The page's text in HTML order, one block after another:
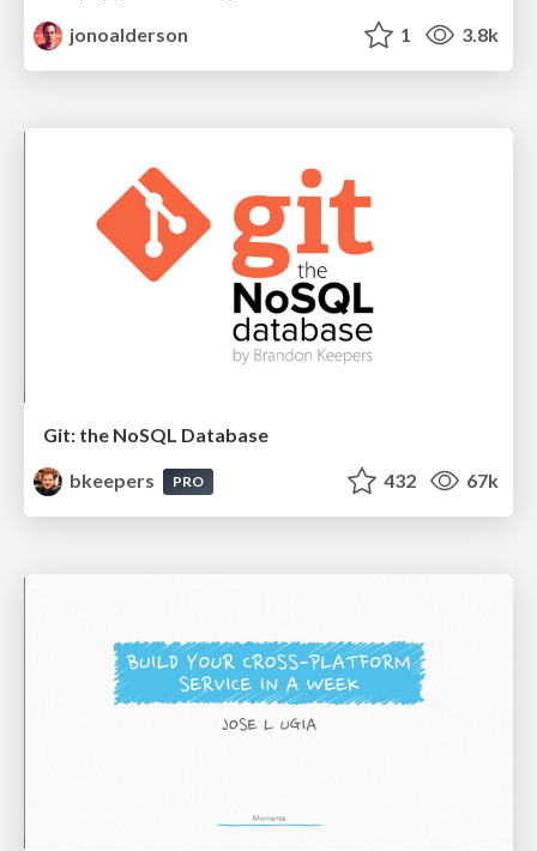
jonoalderson
1 3.8k
Git: the NoSQL Database
bkeepers
PRO 432 67k